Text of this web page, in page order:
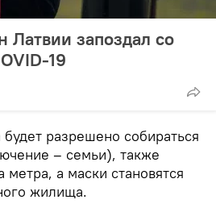
Латвии запоздал со
19
разрешено собираться
– семьи), также
а маски становятся
жилища.